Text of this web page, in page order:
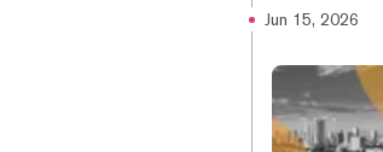
Jun 15, 2026